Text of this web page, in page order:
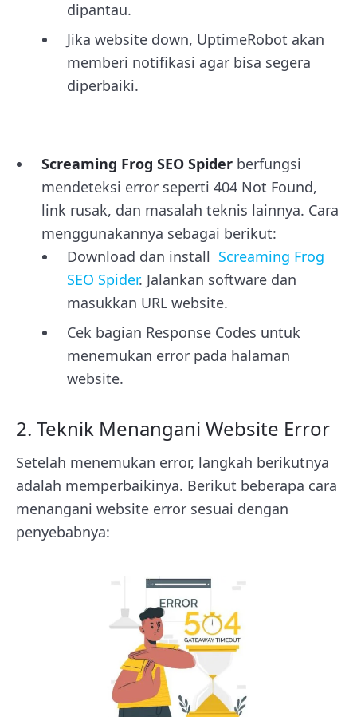
dipantau.
Jika website down, UptimeRobot akan
memberi notifikasi agar bisa segera
diperbaiki.
Screaming Frog SEO Spider berfungsi
mendeteksi error seperti 404 Not Found,
link rusak, dan masalah teknis lainnya. Cara
menggunakannya sebagai berikut:
Download dan install Screaming Frog
SEO Spider. Jalankan software dan
masukkan URL website.
Cek bagian Response Codes untuk
menemukan error pada halaman
website.
2. Teknik Menangani Website Error
Setelah menemukan error, langkah berikutnya
adalah memperbaikinya. Berikut beberapa cara
menangani website error sesuai dengan
penyebabnya: